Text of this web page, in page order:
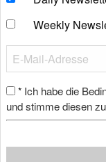
Weekly
* Ich habe die
und stimme diesen